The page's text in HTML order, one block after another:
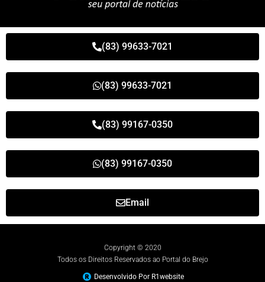
(83) 99633-7021
(83) 99633-7021
(83) 99167-0350
(83) 99167-0350
Email
Copyright © 2020
Todos os Direitos Reservados ao Portal do Brejo
Desenvolvido Por R1website